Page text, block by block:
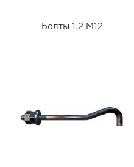
Болты 1.2 М12